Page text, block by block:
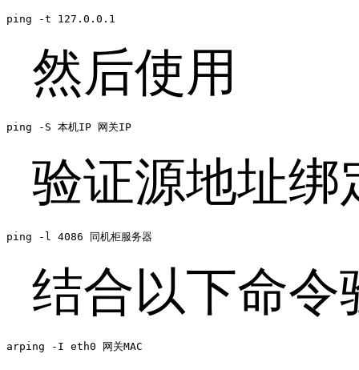
ping -t 127.0.0.1
然后使用
ping -S 本机IP 网关IP
验证源地址绑
ping -l 4086 同机柜服务器
结合以下命令
arping -I eth0 网关MAC